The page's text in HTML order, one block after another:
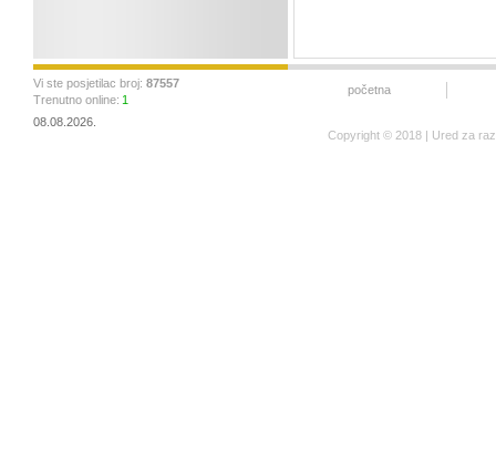
Vi ste posjetilac broj: 87557
Trenutno online: 1
08.08.2026.
početna
Copyright © 2018 | Ured za